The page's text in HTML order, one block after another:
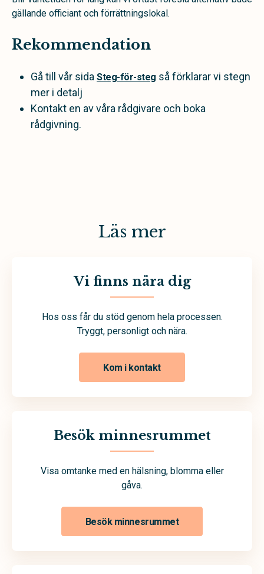
gällande officiant och förrättningslokal.
Rekommendation
Gå till vår sida Steg-för-steg så förklarar vi stegn
mer i detalj
Kontakt en av våra rådgivare och boka
rådgivning.
Läs mer
Vi finns nära dig
Hos oss får du stöd genom hela processen.
Tryggt, personligt och nära.
Kom i kontakt
Besök minnesrummet
Visa omtanke med en hälsning, blomma eller
gåva.
Besök minnesrummet